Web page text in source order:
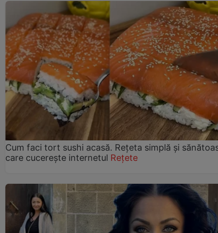
Cum faci tort sushi acasă. Rețeta simplă și
care cucerește internetul Rețete